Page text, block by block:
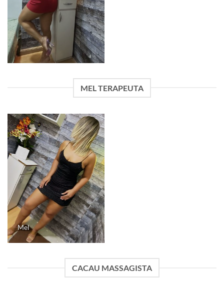
MEL TERAPEUTA
Mel
CACAU MASSAGISTA